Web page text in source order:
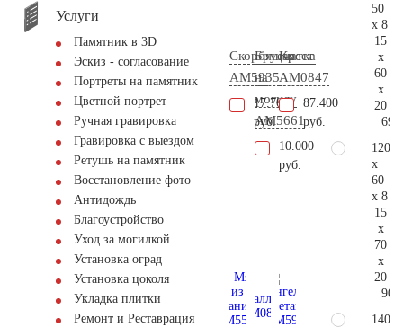
Услуги
Памятник в 3D
Эскиз - согласование
Портреты на памятник
Цветной портрет
Ручная гравировка
Гравировка с выездом
Ретушь на памятник
Восстановление фото
Антидождь
Благоустройство
Уход за могилкой
Установка оград
Установка цоколя
Укладка плитки
Ремонт и Реставрация
Скорбящая
AM5935
17.700
руб.
Брусчатка
на
могилу
AM5661
10.000
руб.
Крест
AM0847
87.400
руб.
50
x 8
15
x
60
x
20
120
x
60
x 8
15
x
70
x
20
140